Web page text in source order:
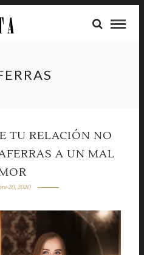
TU RELACIÓN NO
A UN MAL
20, 2020